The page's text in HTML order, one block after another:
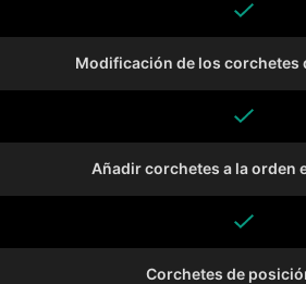
Modificación de los corchetes
Añadir corchetes a la orden
Corchetes de